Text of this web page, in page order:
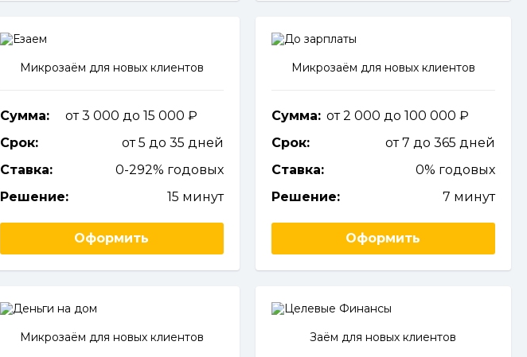
Микрозаём для новых клиентов
Сумма:
от 3 000 до 15 000
Срок:
от 5 до 35 дней
Ставка:
0-292% годовых
Решение:
15 минут
Оформить
Микрозаём для новых клиентов
Сумма: от 2 000 до 100 000
Срок:
от 7 до 365 дней
Ставка:
0% годовых
Решение:
7 минут
Оформить
Микрозаём для новых клиентов Заём для новых клиентов